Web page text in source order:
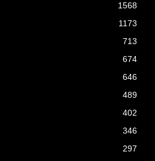
1568
1173
713
674
646
489
402
346
297